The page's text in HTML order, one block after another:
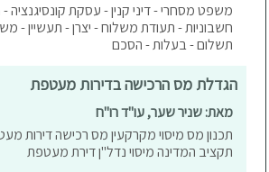
משפט מסחרי - דיני קנין - עסקת קונסיגנציה
חשבוניות - תעודת משלוח - יצרן - תעשיין -
תשלום - בעלות - הסכם
הגדלת מס הרכישה בדירות מעטפת
מאת: שניר שער, עו"ד רו"ח
תכנון מס מיסוי מקרקעין מס רכישה דירות
תקציב המדינה מיסוי נדל"ן דירת מעטפת